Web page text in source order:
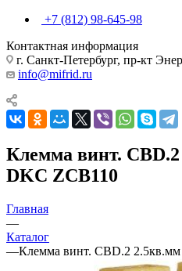
+7 (812) 98-645-98
Контактная информация
г. Санкт-Петербург, пр-кт
info@mifrid.ru
Клемма винт.
DKC ZCB110
Главная
—
Каталог
—Клемма винт. CBD.2